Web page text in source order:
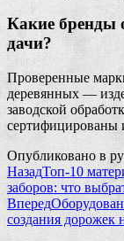
Какие бренды
дачи?
Проверенные
деревянных —
заводской
сертифицированы
Опубликовано в
НазадТоп-10
заборов: что
Вперед
создания дорожек